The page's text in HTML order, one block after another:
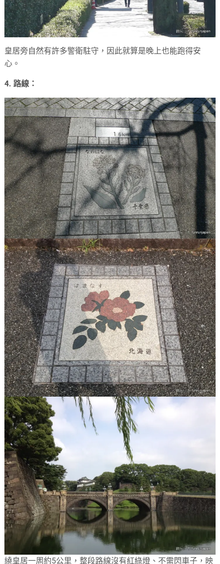
皇居旁自然有許多警衛駐守，因此就算是晚上也能跑得安
心。
4. 路線：
繞皇居一周約5公里，整段路線沒有紅綠燈、不需閃車子，映